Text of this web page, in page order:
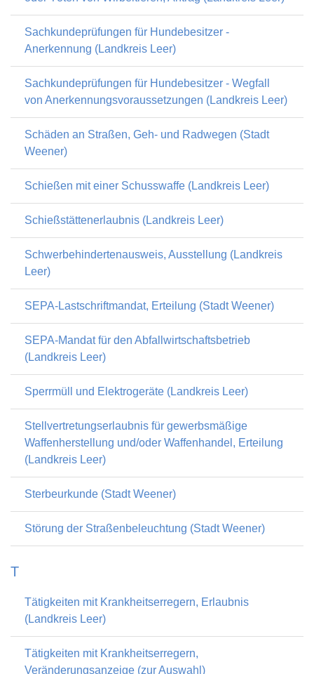
Sachkundeprüfungen für Hundebesitzer -
Anerkennung (Landkreis Leer)
Sachkundeprüfungen für Hundebesitzer - Wegfall
von Anerkennungsvoraussetzungen (Landkreis Leer)
Schäden an Straßen, Geh- und Radwegen (Stadt
Weener)
Schießen mit einer Schusswaffe (Landkreis Leer)
Schießstättenerlaubnis (Landkreis Leer)
Schwerbehindertenausweis, Ausstellung (Landkreis
Leer)
SEPA-Lastschriftmandat, Erteilung (Stadt Weener)
SEPA-Mandat für den Abfallwirtschaftsbetrieb
(Landkreis Leer)
Sperrmüll und Elektrogeräte (Landkreis Leer)
Stellvertretungserlaubnis für gewerbsmäßige
Waffenherstellung und/oder Waffenhandel, Erteilung
(Landkreis Leer)
Sterbeurkunde (Stadt Weener)
Störung der Straßenbeleuchtung (Stadt Weener)
T
Tätigkeiten mit Krankheitserregern, Erlaubnis
(Landkreis Leer)
Tätigkeiten mit Krankheitserregern,
Veränderungsanzeige (zur Auswahl)